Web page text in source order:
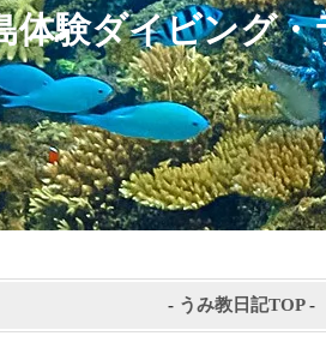
体験ダイビング
- うみ教日記TOP-